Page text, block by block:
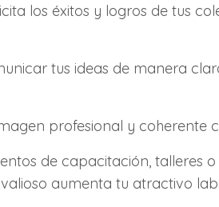
los éxitos y logros de tus
tus ideas de manera
profesional y coherente
de capacitación, talleres
aumenta tu atractivo